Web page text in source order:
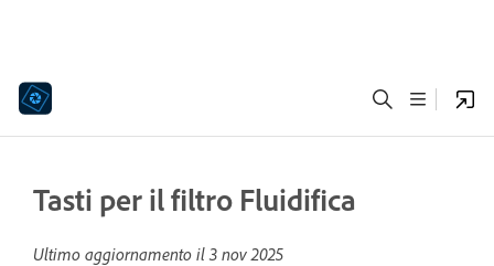
Tasti per il filtro Fluidifica
Ultimo aggiornamento il 3 nov 2025